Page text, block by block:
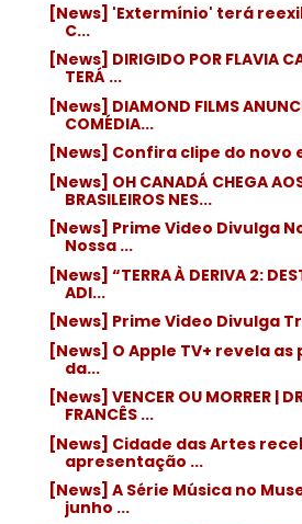
[News] 'Extermínio' terá
C...
[News] DIRIGIDO POR FLAVIA
TERÁ ...
[News] DIAMOND FILMS
COMÉDIA...
[News] Confira clipe do novo
[News] OH CANADÁ CHEGA
BRASILEIROS NES...
[News] Prime Video Divulga
Nossa ...
[News] “TERRA À DERIVA 2:
ADI...
[News] Prime Video Divulga
[News] O Apple TV+ revela
da...
[News] VENCER OU MORRER |
FRANCÊS ...
[News] Cidade das Artes
apresentação ...
[News] A Série Música no
junho ...